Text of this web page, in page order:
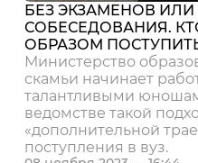
БЕЗ ЭКЗАМЕНОВ
СОБЕСЕДОВАНИЯ.
ОБРАЗОМ ПОСТУПИТЬ
Министерство
скамьи начинает
талантливыми
ведомстве такой
«дополнительной
поступления в вуз.